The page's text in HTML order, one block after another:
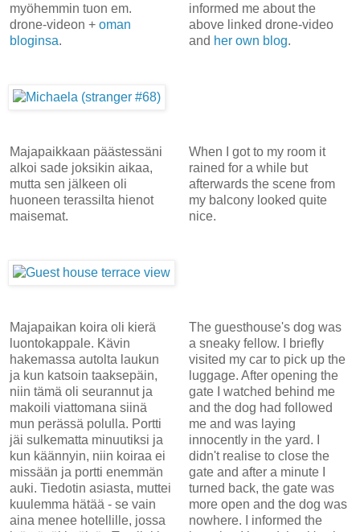
myöhemmin tuon em.
drone-videon + oman
bloginsa.
informed me about the
above linked drone-video
and her own blog.
Majapaikkaan päästessäni
alkoi sade joksikin aikaa,
mutta sen jälkeen oli
huoneen terassilta hienot
maisemat.
When I got to my room it
rained for a while but
afterwards the scene from
my balcony looked quite
nice.
Majapaikan koira oli kierä
luontokappale. Kävin
hakemassa autolta laukun
ja kun katsoin taaksepäin,
niin tämä oli seurannut ja
makoili viattomana siinä
mun perässä polulla. Portti
jäi sulkematta minuutiksi ja
kun käännyin, niin koiraa ei
missään ja portti enemmän
auki. Tiedotin asiasta, muttei
kuulemma hätää - se vain
aina menee hotellille, jossa
The guesthouse's dog was
a sneaky fellow. I briefly
visited my car to pick up the
luggage. After opening the
gate I watched behind me
and the dog had followed
me and was laying
innocently in the yard. I
didn't realise to close the
gate and after a minute I
turned back, the gate was
more open and the dog was
nowhere. I informed the